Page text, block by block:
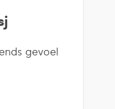
gevoel